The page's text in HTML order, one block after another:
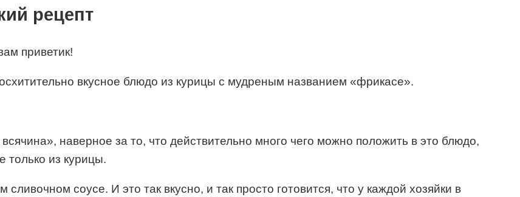
рецепт
приветик!
вкусное блюдо из курицы с мудреным названием «фрикасе».
наверное за то, что действительно много чего можно положить в это блюдо,
только из курицы.
соусе. И это так вкусно, и так просто готовится, что у каждой хозяйки в